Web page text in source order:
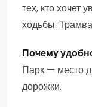
тех, кто хочет
ходьбы.
Почему
Парк — место
дорожки.